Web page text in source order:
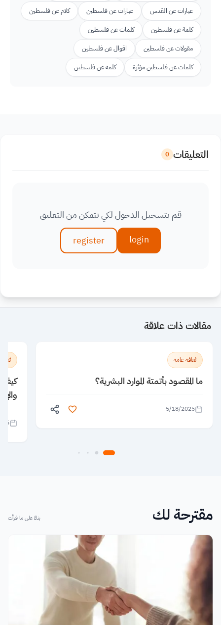
عبارات عن القدس
عبارات عن فلسطين
كلام عن فلسطين
كلمة عن فلسطين
كلمات عن فلسطين
مقولات عن فلسطين
اقوال عن فلسطين
كلمات عن فلسطين مؤثرة
كلمه عن فلسطين
التعليقات 0
قم بتسجيل الدخول لكي تتمكن من التعليق
login
register
مقالات ذات علاقة
ثقافة عامة
ما المقصود بأتمتة الموارد البشرية؟
5/18/2025
كيف
مقترحة لك بناءً على ما قرأت